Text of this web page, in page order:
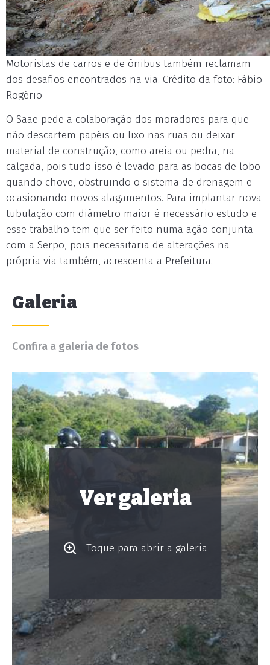
Motoristas de carros e de ônibus também reclamam
dos desafios encontrados na via. Crédito da foto: Fábio
Rogério
O Saae pede a colaboração dos moradores para que
não descartem papéis ou lixo nas ruas ou deixar
material de construção, como areia ou pedra, na
calçada, pois tudo isso é levado para as bocas de lobo
quando chove, obstruindo o sistema de drenagem e
ocasionando novos alagamentos. Para implantar nova
tubulação com diâmetro maior é necessário estudo e
esse trabalho tem que ser feito numa ação conjunta
com a Serpo, pois necessitaria de alterações na
própria via também, acrescenta a Prefeitura.
Galeria
Confira a galeria de fotos
Ver galeria
Toque para abrir a galeria